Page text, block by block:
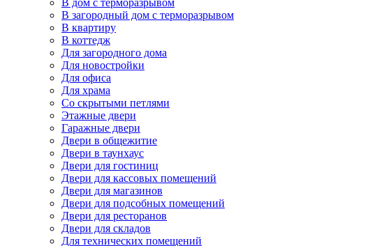
В дом с терморазрывом
В загородный дом с терморазрывом
В квартиру
В коттедж
Для загородного дома
Для новостройки
Для офиса
Для храма
Со скрытыми петлями
Этажные двери
Гаражные двери
Двери в общежитие
Двери в таунхаус
Двери для гостиниц
Двери для кассовых помещений
Двери для магазинов
Двери для подсобных помещений
Двери для ресторанов
Двери для складов
Для технических помещений